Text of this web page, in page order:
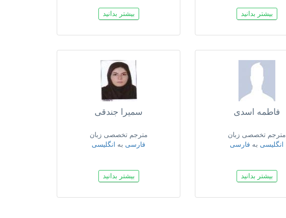
بیشتر بدانید بیشتر بدانید
فاطمه اسدی
مترجم تخصصی زبان
انگلیسی به فارسی
بیشتر بدانید
سمیرا جندقی
مترجم تخصصی زبان
فارسی به انگلیسی
بیشتر بدانید